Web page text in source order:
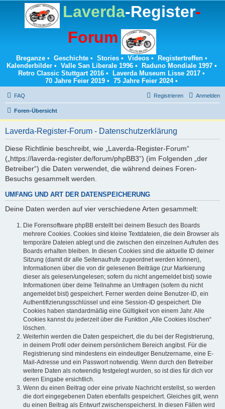
Laverda-Register-
Forum
Breganze• Geschichte• Stories• Videos• Registertreffen•
Kalenderbilder• Valle San Liberale 1996• Raduno Mondiale 1997•
Retro Classic Stuttgart 2016 • Laverda Museum Lisse 2017 •
70 Jahre Feier 2019 • 75 Jahre Feier 2024•
FAQ Anmelden
Registrieren
Foren-Übersicht
Laverda-Register-Forum - Datenschutzerklärung
Diese Richtlinie beschreibt, wie „Laverda-Register-Forum“
(„https://laverda-register.de/forum/phpBB3“) (im Folgenden „der
Betreiber“) die Daten verwendet, die während deines Foren-
Besuchs gesammelt werden.
UMFANG UND ART DER DATENSPEICHERUNG
Deine Daten werden auf vier verschiedene Arten gesammelt:
Die Forensoftware phpBB erstellt bei deinem Besuch des Boards
mehrere Cookies. Cookies sind kleine Textdateien, die dein Browser als
temporäre Dateien ablegt und die zwischen den einzelnen Aufrufen des
Boards erhalten bleiben. In diesen Cookies sind die aktuelle ID deiner
Sitzung (damit dir alle Seitenaufrufe zugeordnet werden können),
Informationen über die von dir gelesenen Beiträge (zur Markierung
dieser als gelesen/ungelesen; sofern du nicht angemeldet bist) sowie
Informationen über deine Teilnahme an Umfragen (sofern du nicht
angemeldet bist) gespeichert. Ferner werden deine Benutzer-ID, ein
Authentifizierungsschlüssel und eine Session-ID gespeichert. Die
Cookies haben standardmäßig eine Gültigkeit von einem Jahr. Alle
Cookies kannst du jederzeit über die Funktion „Alle Cookies löschen“
löschen.
Weiterhin werden die Daten gespeichert, die du bei der Registrierung,
in deinem Profil oder deinem persönlichem Bereich angibst. Für die
Registrierung sind mindestens ein eindeutiger Benutzername, eine E-
Mail-Adresse und ein Passwort notwendig. Wenn durch den Betreiber
weitere Daten als notwendig festgelegt wurden, so ist dies für dich vor
deren Eingabe ersichtlich.
Wenn du einen Beitrag oder eine private Nachricht erstellst, so werden
die dort eingegebenen Daten ebenfalls gespeichert. Gleiches gilt, wenn
du einen Beitrag als Entwurf zwischenspeicherst. In diesen Fällen wird